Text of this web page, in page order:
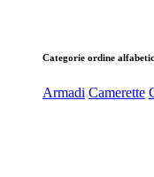
Categorie ordine
Armadi Camerette